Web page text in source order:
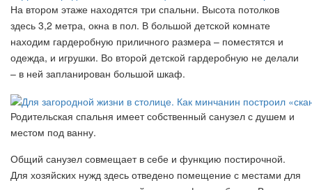
На втором этаже находятся три спальни. Высота потолков
здесь 3,2 метра, окна в пол. В большой детской комнате
находим гардеробную приличного размера – поместятся и
одежда, и игрушки. Во второй детской гардеробную не делали
– в ней запланирован большой шкаф.
Родительская спальня имеет собственный санузел с душем и
местом под ванну.
Общий санузел совмещает в себе и функцию постирочной.
Для хозяйских нужд здесь отведено помещение с местами для